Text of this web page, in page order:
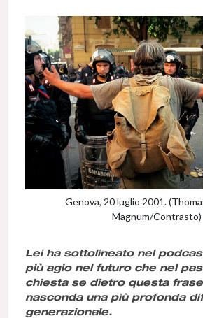
Genova, 20 luglio 2001.
Magnum/Contrasto)
Lei ha sottolineato nel
più agio nel futuro che nel
chiesta se dietro questa
nasconda una più profonda
generazionale.